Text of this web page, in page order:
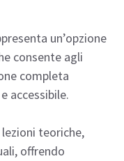
un’opzione
consente agli
completa
accessibile.
teoriche,
offrendo